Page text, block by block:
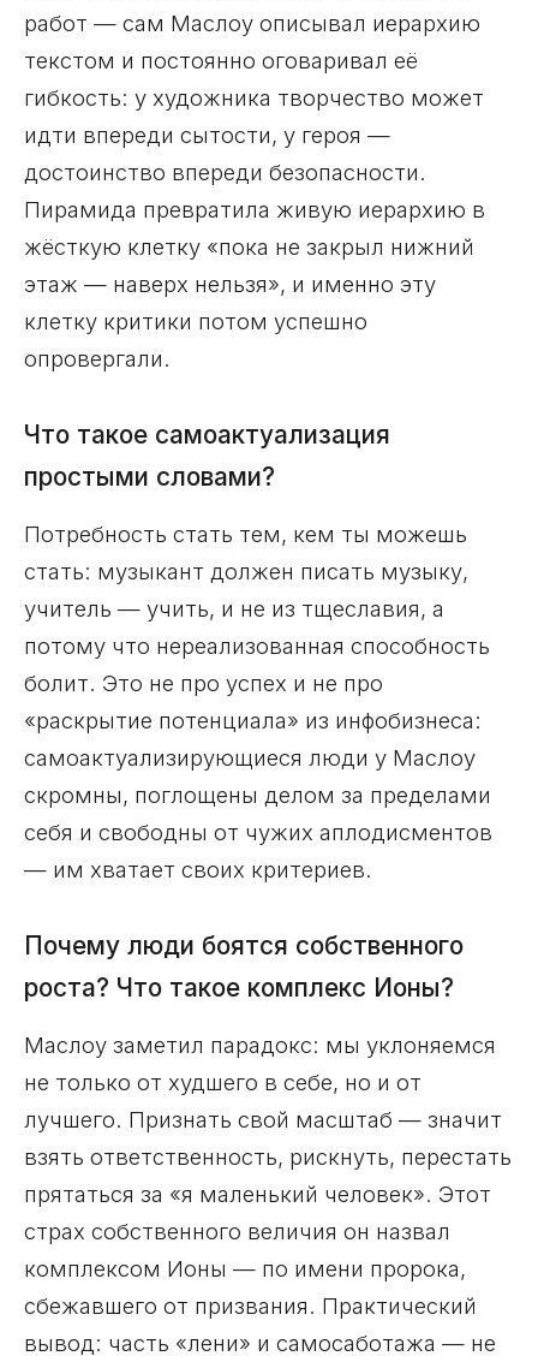
работ — сам Маслоу описывал иерархию
текстом и постоянно оговаривал её
гибкость: у художника творчество может
идти впереди сытости, у героя —
достоинство впереди безопасности.
Пирамида превратила живую иерархию в
жёсткую клетку «пока не закрыл нижний
этаж — наверх нельзя», и именно эту
клетку критики потом успешно
опровергали.
Что такое самоактуализация
простыми словами?
Потребность стать тем, кем ты можешь
стать: музыкант должен писать музыку,
учитель — учить, и не из тщеславия, а
потому что нереализованная способность
болит. Это не про успех и не про
«раскрытие потенциала» из инфобизнеса:
самоактуализирующиеся люди у Маслоу
скромны, поглощены делом за пределами
себя и свободны от чужих аплодисментов
— им хватает своих критериев.
Почему люди боятся собственного
роста? Что такое комплекс Ионы?
Маслоу заметил парадокс: мы уклоняемся
не только от худшего в себе, но и от
лучшего. Признать свой масштаб — значит
взять ответственность, рискнуть, перестать
прятаться за «я маленький человек». Этот
страх собственного величия он назвал
комплексом Ионы — по имени пророка,
сбежавшего от призвания. Практический
вывод: часть «лени» и самосаботажа — не